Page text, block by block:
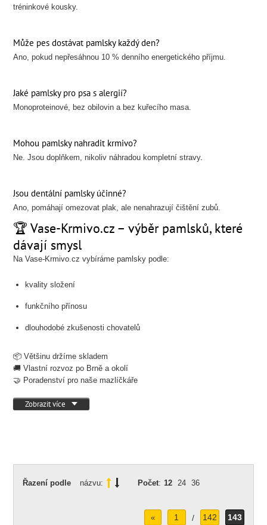
tréninkové kousky.
Může pes dostávat pamlsky každý den?
Ano, pokud nepřesáhnou 10 % denního energetického příjmu.
Jaké pamlsky pro psa s alergií?
Monoproteinové, bez obilovin a bez kuřecího masa.
Mohou pamlsky nahradit krmivo?
Ne. Jsou doplňkem, nikoliv náhradou kompletní stravy.
Jsou dentální pamlsky účinné?
Ano, pomáhají omezovat plak, ale nenahrazují čištění zubů.
🏆 Vase-Krmivo.cz – výběr pamlsků, které
dávají smysl
Na Vase-Krmivo.cz vybíráme pamlsky podle:
kvality složení
funkčního přínosu
dlouhodobé zkušenosti chovatelů
📦 Většinu držíme skladem
🚚 Vlastní rozvoz po Brně a okolí
🤝 Poradenství pro naše mazlíčkáře
Zobrazit více
Řazení podle názvu: Počet: 12 24 36
« 1 / 142 143